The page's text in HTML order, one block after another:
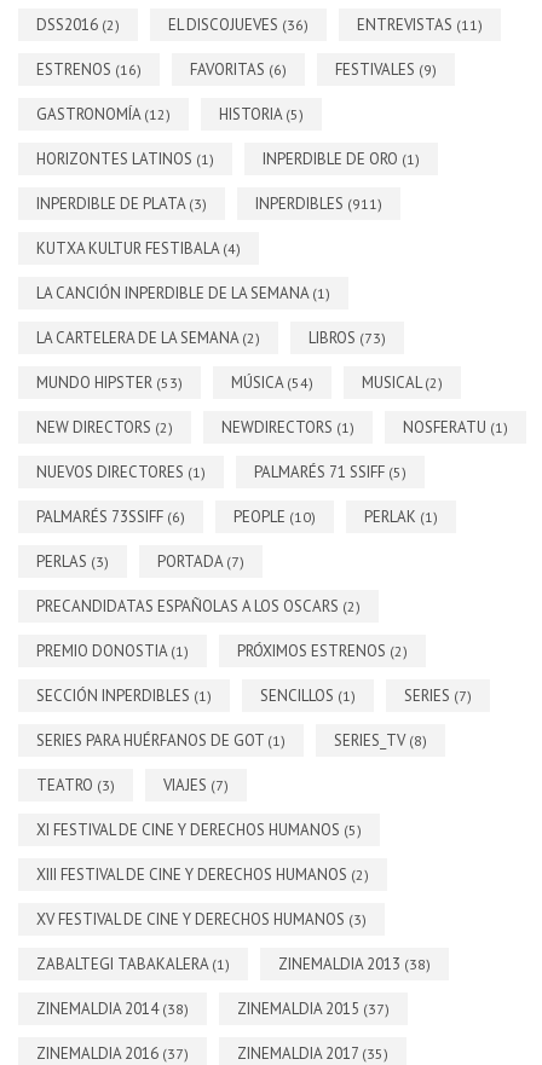
DSS2016 (2) EL DISCOJUEVES (36) ENTREVISTAS (11)
ESTRENOS (16) FAVORITAS (6) FESTIVALES (9)
GASTRONOMÍA (12) HISTORIA (5)
HORIZONTES LATINOS (1) INPERDIBLE DE ORO (1)
INPERDIBLE DE PLATA (3) INPERDIBLES (911)
KUTXA KULTUR FESTIBALA (4)
LA CANCIÓN INPERDIBLE DE LA SEMANA (1)
LA CARTELERA DE LA SEMANA (2) LIBROS (73)
MUNDO HIPSTER (53) MÚSICA (54) MUSICAL(2)
NEW DIRECTORS (2) NEWDIRECTORS (1) NOSFERATU (1)
NUEVOS DIRECTORES (1) PALMARÉS 71 SSIFF (5)
PALMARÉS 73SSIFF (6) PEOPLE (10) PERLAK (1)
PERLAS (3) PORTADA (7)
PRECANDIDATAS ESPAÑOLAS A LOS OSCARS (2)
PREMIO DONOSTIA (1) PRÓXIMOS ESTRENOS (2)
SECCIÓN INPERDIBLES (1) SENCILLOS (1) SERIES (7)
SERIES PARA HUÉRFANOS DE GOT (1) SERIES_TV (8)
TEATRO (3) VIAJES (7)
XI FESTIVAL DE CINE Y DERECHOS HUMANOS (5)
XIII FESTIVAL DE CINE Y DERECHOS HUMANOS (2)
XV FESTIVAL DE CINE Y DERECHOS HUMANOS (3)
ZABALTEGI TABAKALERA (1) ZINEMALDIA 2013 (38)
ZINEMALDIA 2014 (38) ZINEMALDIA 2015 (37)
ZINEMALDIA 2016 (37) ZINEMALDIA 2017 (35)